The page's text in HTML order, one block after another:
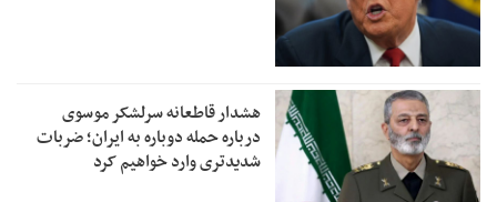
هشدار قاطعانه سرلشکر موسوی
درباره حمله دوباره به ایران؛ ضربات
شدیدتری وارد خواهیم کرد